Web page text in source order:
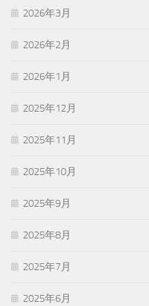
2026年3月
2026年2月
2026年1月
2025年12月
2025年11月
2025年10月
2025年9月
2025年8月
2025年7月
2025年6月